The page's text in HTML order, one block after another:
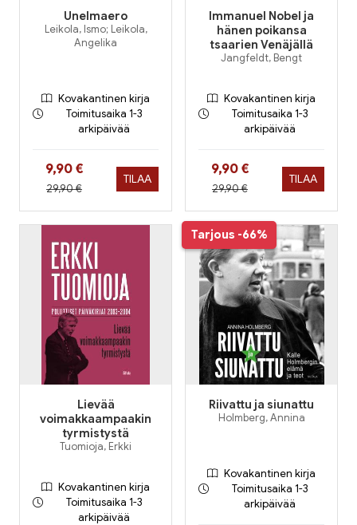
Unelmaero
Leikola, Ismo; Leikola,
Angelika
Kovakantinen kirja
Toimitusaika 1-3
arkipäivää
Hinta nyt
9,90 €
Hinta aiemmin
29,90 €
TILAA
Immanuel Nobel ja
hänen poikansa
tsaarien Venäjällä
Jangfeldt, Bengt
Kovakantinen kirja
Toimitusaika 1-3
arkipäivää
Hinta nyt
9,90 €
Hinta aiemmin
29,90 €
TILAA
Lievää
voimakkaampaakin
tyrmistystä
Tuomioja, Erkki
Kovakantinen kirja
Toimitusaika 1-3
arkipäivää
Tarjous -66%
Riivattu ja siunattu
Holmberg, Annina
Kovakantinen kirja
Toimitusaika 1-3
arkipäivää